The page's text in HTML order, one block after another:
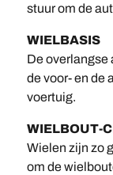
stuur om de
WIELBASIS
De overlangse
de voor- en de
voertuig.
WIELBOUT-
Wielen zijn zo
om de